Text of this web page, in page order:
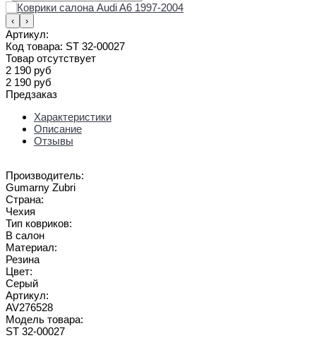
‹ ›
Артикул:
Код товара: ST 32-00027
Товар отсутствует
2 190 руб
2 190 руб
Предзаказ
Характеристики
Описание
Отзывы
Производитель:
Gumarny Zubri
Страна:
Чехия
Тип ковриков:
В салон
Материал:
Резина
Цвет:
Серый
Артикул:
AV276528
Модель товара:
ST 32-00027